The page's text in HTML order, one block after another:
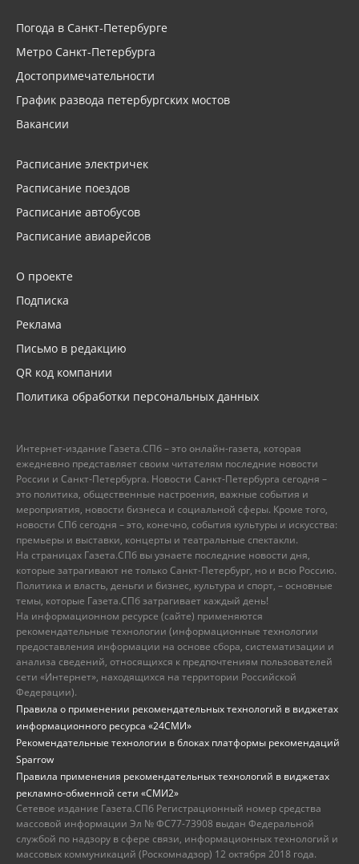
Погода в Санкт-Петербурге
Метро Санкт-Петербурга
Достопримечательности
График развода петербургских мостов
Вакансии
Расписание электричек
Расписание поездов
Расписание автобусов
Расписание авиарейсов
О проекте
Подписка
Реклама
Письмо в редакцию
QR код компании
Политика обработки персональных данных
Интернет-издание Газета.СПб – это онлайн-газета, которая
ежедневно представляет своим читателям последние новости
России и Санкт-Петербурга. Новости Санкт-Петербурга сегодня –
это политика, общественные настроения, важные события и
мероприятия, новости бизнеса и социальной сферы. Кроме того,
новости СПб сегодня – это, конечно, события культуры и искусства:
премьеры и выставки, концерты и театральные спектакли.
На страницах Газета.СПб вы узнаете последние новости дня,
которые затрагивают не только Санкт-Петербург, но и всю Россию.
Политика и власть, деньги и бизнес, культура и спорт, – основные
темы, которые Газета.СПб затрагивает каждый день!
На информационном ресурсе (сайте) применяются
рекомендательные технологии (информационные технологии
предоставления информации на основе сбора, систематизации и
анализа сведений, относящихся к предпочтениям пользователей
сети «Интернет», находящихся на территории Российской
Федерации).
Правила о применении рекомендательных технологий в виджетах
информационного ресурса «24СМИ»
Рекомендательные технологии в блоках платформы рекомендаций
Sparrow
Правила применения рекомендательных технологий в виджетах
рекламно-обменной сети «СМИ2»
Сетевое издание Газета.СПб Регистрационный номер средства
массовой информации Эл № ФС77-73908 выдан Федеральной
службой по надзору в сфере связи, информационных технологий и
массовых коммуникаций (Роскомнадзор) 12 октября 2018 года.